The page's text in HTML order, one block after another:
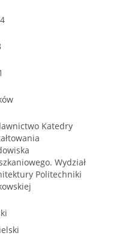
Katedry
Wydział
Politechniki